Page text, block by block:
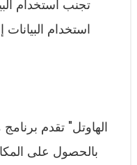
تجنب استخدام
استخدام البيانات
بالحصول على